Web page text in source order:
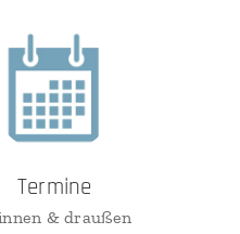
Termine
& draußen